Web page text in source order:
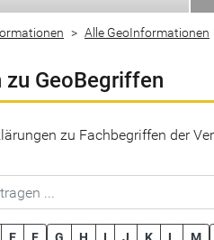
Alle GeoInformationen
zu GeoBegriffen
zu Fachbegriffen der